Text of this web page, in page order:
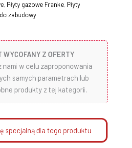
, Płyty gazowe Franke, Płyty
zabudowy
WYCOFANY Z OFERTY
nami w celu zaproponowania
samych parametrach lub
produkty z tej kategorii.
specjalną dla tego produktu